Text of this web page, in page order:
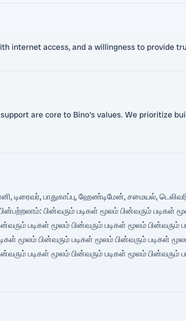
internet access, and a willingness to provide
are core to Bino's values. We prioritize
டிரைவர், பாதுகாப்பு, ஹேண்டிமேன், சமையல்,
பின்வரும் படிகள் மூலம் பின்வரும் படிகள்
படிகள் மூலம் பின்வரும் படிகள் மூலம் பின்வரும்
மூலம் பின்வரும் படிகள் மூலம் பின்வரும் படிகள்
படிகள் மூலம் பின்வரும் படிகள் மூலம் பின்வரும்